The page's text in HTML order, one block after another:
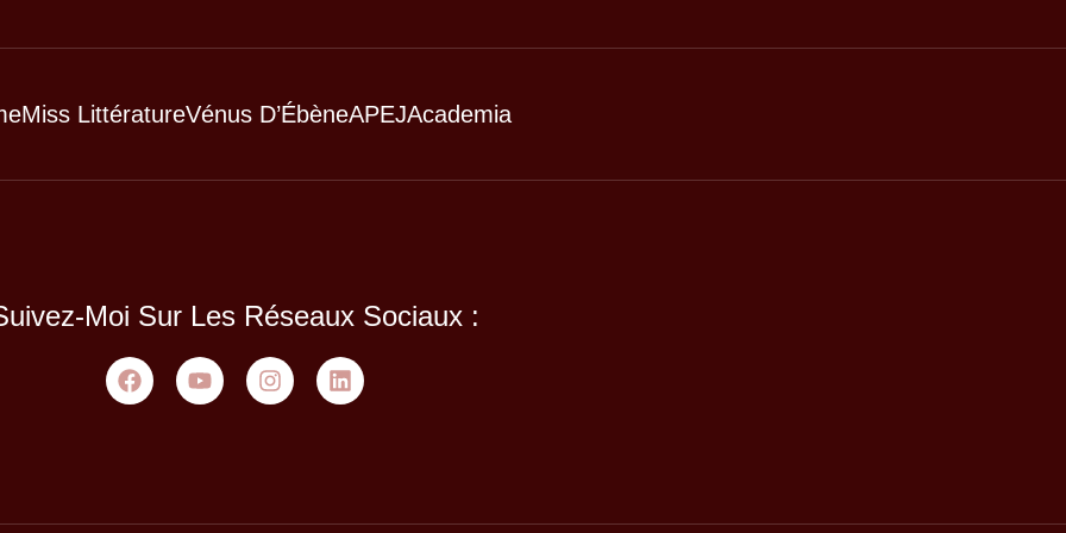
Miss LittératureVénus D’ÉbèneAPEJAcademia
Moi Sur Les Réseaux Sociaux :